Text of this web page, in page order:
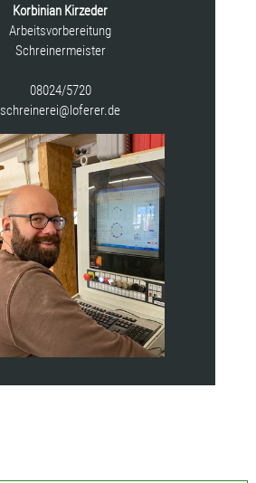
Korbinian Kirzeder
Arbeitsvorbereitung
Schreinermeister
08024/5720
schreinerei@loferer.de